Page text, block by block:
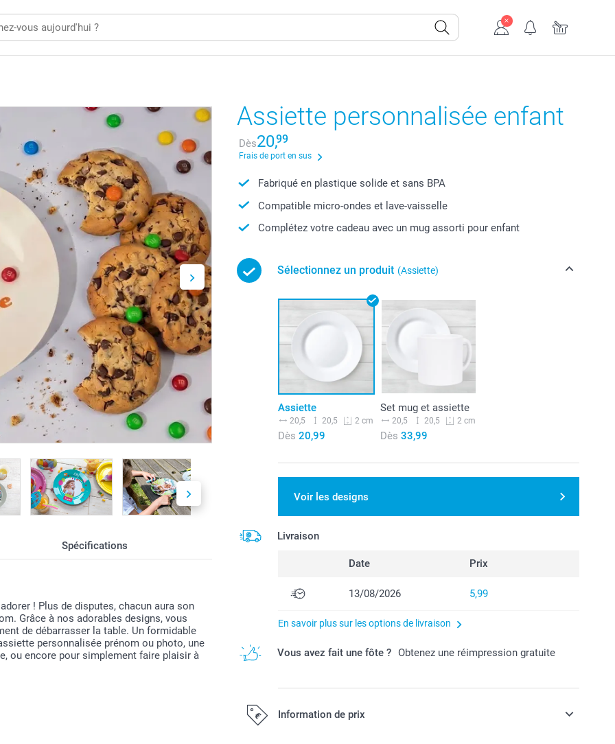
Spécifications
! Plus de disputes, chacun aura son
Grâce à nos adorables designs, vous
de débarrasser la table. Un formidable
personnalisée prénom ou photo, une
ou encore pour simplement faire plaisir à
Assiette personnalisée enfant
Dès20,99
Frais de port en sus
Fabriqué en plastique solide et sans BPA
Compatible micro-ondes et lave-vaisselle
Complétez votre cadeau avec un mug assorti pour enfant
Sélectionnez un produit (Assiette)
Assiette
20,5 20,5 2 cm
Dès 20,99
Set mug et assiette
20,5 20,5 2 cm
Dès 33,99
Voir les designs
Livraison
Date Prix
13/08/2026 5,99
En savoir plus sur les options de livraison
Vous avez fait une fôte ? Obtenez une réimpression gratuite
Information de prix